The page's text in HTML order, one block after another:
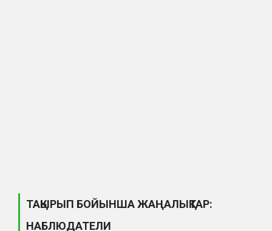
ТАҚЫРЫП БОЙЫНША ЖАҢАЛЫҚТАР:
НАБЛЮДАТЕЛИ